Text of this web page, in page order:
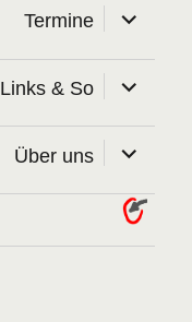
Termine öffnen
Links & So öffnen
Über uns öffnen